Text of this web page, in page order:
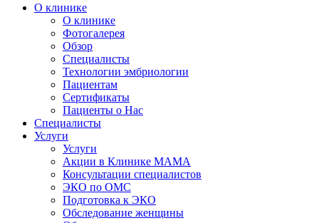
О клинике
О клинике
Фотогалерея
Обзор
Специалисты
Технологии эмбриологии
Пациентам
Сертификаты
Пациенты о Нас
Специалисты
Услуги
Услуги
Акции в Клинике МАМА
Консультации специалистов
ЭКО по ОМС
Подготовка к ЭКО
Обследование женщины